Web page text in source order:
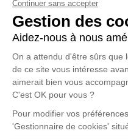
Nous vous invitons à
vos condoléances,
anecdote ou exprimer
poèmes ou des textes.
d'expression dédié à
PETIOT.